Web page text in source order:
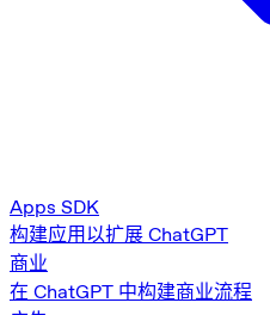
Apps SDK
构建应用以扩展 ChatGPT
商业
在 ChatGPT 中构建商业流程